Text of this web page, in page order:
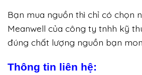
Bạn mua nguồn thì chỉ có chọn
Meanwell của công ty tnhh kỹ
đúng chất lượng nguồn bạn
Thông tin liên hệ: